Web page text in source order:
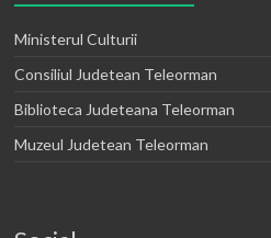
Ministerul Culturii
Consiliul Judetean Teleorman
Biblioteca Judeteana Teleorman
Muzeul Judetean Teleorman